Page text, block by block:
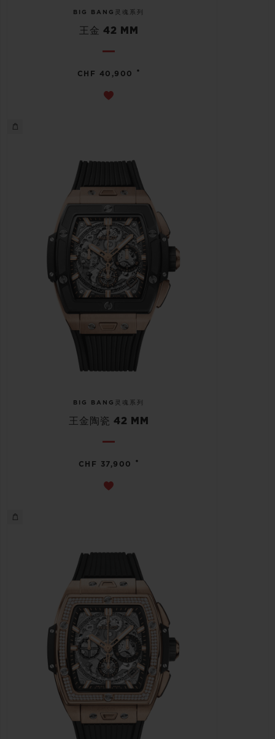
BIG BANG灵魂系列
王金 42 MM
CHF 40,900 •
BIG BANG灵魂系列
王金陶瓷 42 MM
CHF 37,900 •